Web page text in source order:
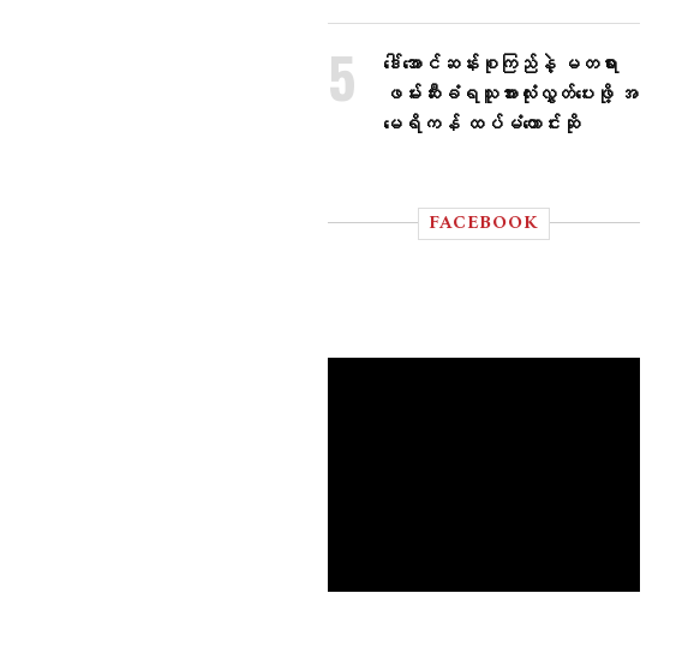
ဒေါ်အောင်ဆန်းစုကြည်နဲ့ မတရား
ဖမ်းဆီးခံရသူအားလုံးလွှတ်ပေးဖို့ အ
မေရိကန် ထပ်မံတောင်းဆို
FACEBOOK